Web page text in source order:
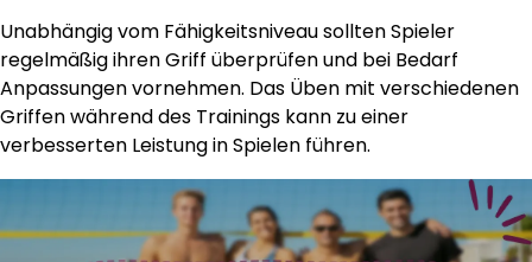
Unabhängig vom Fähigkeitsniveau sollten Spieler
regelmäßig ihren Griff überprüfen und bei Bedarf
Anpassungen vornehmen. Das Üben mit verschiedenen
Griffen während des Trainings kann zu einer
verbesserten Leistung in Spielen führen.